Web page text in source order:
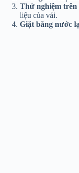
Thử nghiệm
liệu của vải.
Giặt bằng nước